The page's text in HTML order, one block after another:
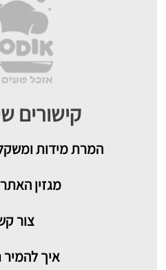
קישורים
המרת מידות ומשקל
מגזין
צור
איך להמיר